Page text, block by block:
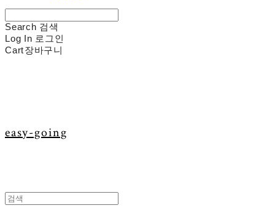
Search 검색
Log In 로그인
Cart장바구니
easy-going